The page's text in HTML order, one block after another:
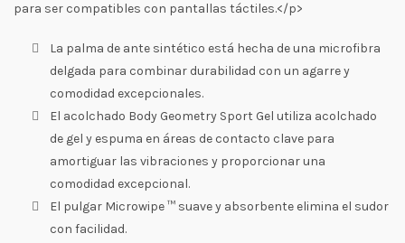
para ser compatibles con pantallas táctiles.</p>
La palma de ante sintético está hecha de una microfibra
delgada para combinar durabilidad con un agarre y
comodidad excepcionales.
El acolchado Body Geometry Sport Gel utiliza acolchado
de gel y espuma en áreas de contacto clave para
amortiguar las vibraciones y proporcionar una
comodidad excepcional.
El pulgar Microwipe ™ suave y absorbente elimina el sudor
con facilidad.